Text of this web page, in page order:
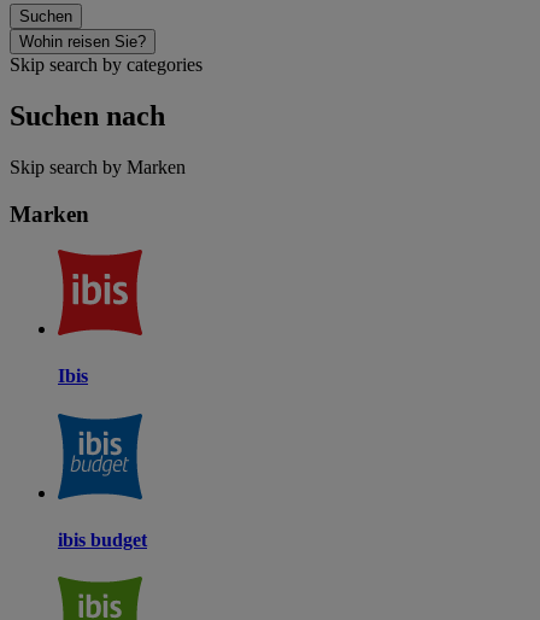
Suchen
Wohin reisen Sie?
Skip search by categories
Suchen nach
Skip search by Marken
Marken
Ibis
ibis budget